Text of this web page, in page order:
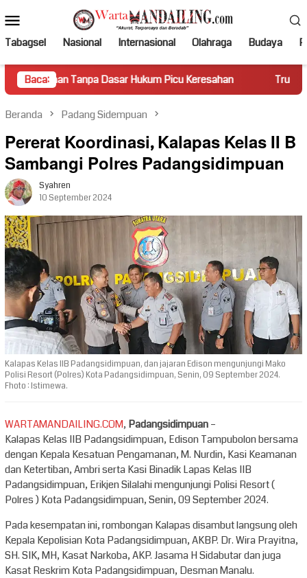
ke
kontenMobile
Tabagsel Nasional Internasional Olahraga Budaya
Baca:
Dasar Hukum Picu Keresahan Truk Miring Hambat
Beranda Padang Sidempuan
Pererat Koordinasi, Kalapas Kelas II B
Sambangi Polres Padangsidimpuan
Syahren
10 September 2024
Kalapas Kelas IIB Padangsidimpuan, dan jajaran Edison mengunjungi Mako
Polisi Resort (Polres) Kota Padangsidimpuan, Senin, 09 September 2024.
Fhoto : Istimewa.
WARTAMANDAILING.COM, Padangsidimpuan–
Kalapas Kelas IIB Padangsidimpuan, Edison Tampubolon bersama
dengan Kepala Kesatuan Pengamanan, M. Nurdin, Kasi Keamanan
dan Ketertiban, Ambri serta Kasi Binadik Lapas Kelas IIB
Padangsidimpuan, Erikjen Silalahi mengunjungi Polisi Resort (
Polres ) Kota Padangsidimpuan, Senin, 09 September 2024.
Pada kesempatan ini, rombongan Kalapas disambut langsung oleh
Kepala Kepolisian Kota Padangsidimpuan, AKBP. Dr. Wira Prayitna,
SH. SIK, MH, Kasat Narkoba, AKP. Jasama H Sidabutar dan juga
Kasat Reskrim Kota Padangsidimpuan, Desman Manalu.